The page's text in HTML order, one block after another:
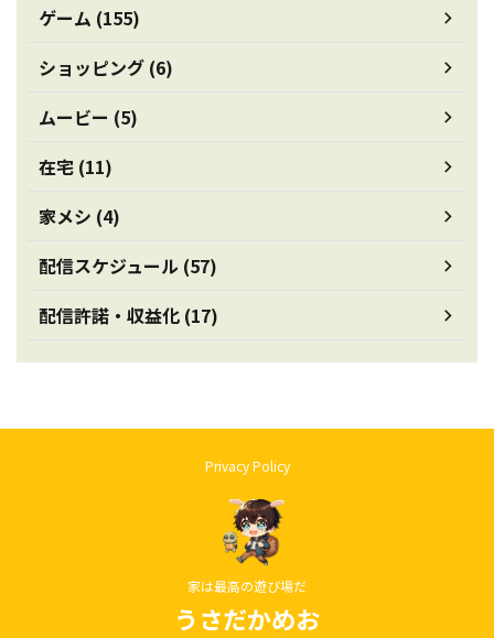
ゲーム (155)
ショッピング (6)
ムービー (5)
在宅 (11)
家メシ (4)
配信スケジュール (57)
配信許諾・収益化 (17)
Privacy Policy
家は最高の遊び場だ
うさだかめお